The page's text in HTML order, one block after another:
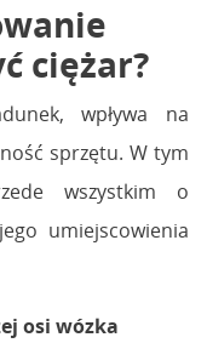
ciężar?
wpływa na
sprzętu. W tym
wszystkim o
umiejscowienia
osi wózka